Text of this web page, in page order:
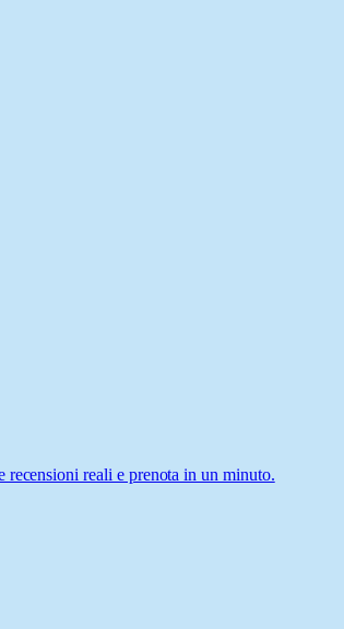
reali e prenota in un minuto.